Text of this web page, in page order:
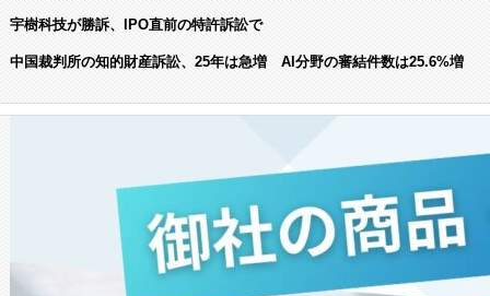
宇樹科技が勝訴、IPO直前の特許訴訟で
中国裁判所の知的財産訴訟、25年は急増 AI分野の審結件数は25.6%増